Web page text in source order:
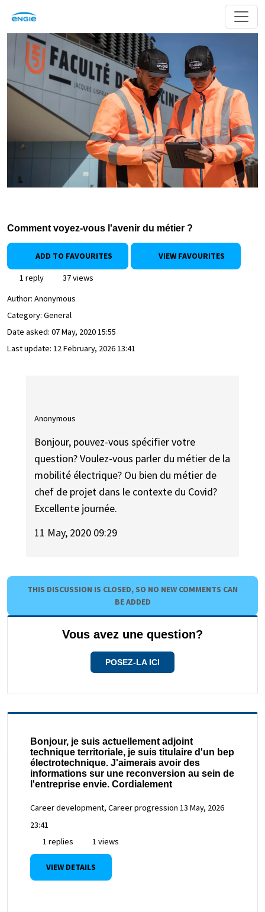
Comment voyez-vous l'avenir du métier ?
ADD TO FAVOURITES VIEW FAVOURITES
1 reply
37 views
Author: Anonymous
Category: General
Date asked: 07 May, 2020 15:55
Last update: 12 February, 2026 13:41
Anonymous
Bonjour, pouvez-vous spécifier votre
question? Voulez-vous parler du métier de la
mobilité électrique? Ou bien du métier de
chef de projet dans le contexte du Covid?
Excellente journée.
11 May, 2020 09:29
THIS DISCUSSION IS CLOSED, SO NO NEW COMMENTS CAN
BE ADDED
Vous avez une question?
POSEZ-LA ICI
Bonjour, je suis actuellement adjoint
technique territoriale, je suis titulaire d'un bep
électrotechnique. J'aimerais avoir des
informations sur une reconversion au sein de
l'entreprise envie. Cordialement
Career development, Career progression 13 May, 2026
23:41
1 replies
1 views
VIEW DETAILS